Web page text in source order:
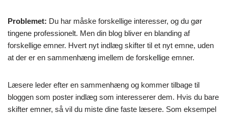
Problemet: Du har måske forskellige interesser, og du gør
tingene professionelt. Men din blog bliver en blanding af
forskellige emner. Hvert nyt indlæg skifter til et nyt emne, uden
at der er en sammenhæng imellem de forskellige emner.
Læsere leder efter en sammenhæng og kommer tilbage til
bloggen som poster indlæg som interesserer dem. Hvis du bare
skifter emner, så vil du miste dine faste læsere. Som eksempel